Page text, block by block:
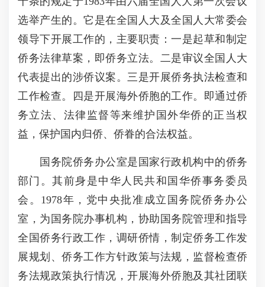
选举产生的。它是在全国人大及全国人大常委会
领导下开展工作的，主要职责：一是起草和制定
侨务法律草案，即侨务立法。二是审议全国人大
代表提出的涉侨议案。三是开展侨务执法检查和
工作检查。四是开展海外侨胞的工作。即通过侨
务立法、法律监督等来维护国外华侨的正当权
益，保护国内归侨、侨眷的合法权益。
国务院侨务办公室是国家行政机构中的侨务
部门。其前身是中华人民共和国华侨事务委员
会。1978年，党中央批准成立国务院侨务办公
室，为国务院办事机构，协助国务院管理和指导
全国侨务行政工作，调研侨情，制定侨务工作发
展规划、侨务工作方针政策与法规，监督检查侨
务法规政策执行情况，开展海外侨胞及其社团联